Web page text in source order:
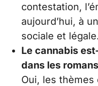
contestation,
aujourd’hui, à
sociale et
Le cannabis
dans les
Oui, les thèmes